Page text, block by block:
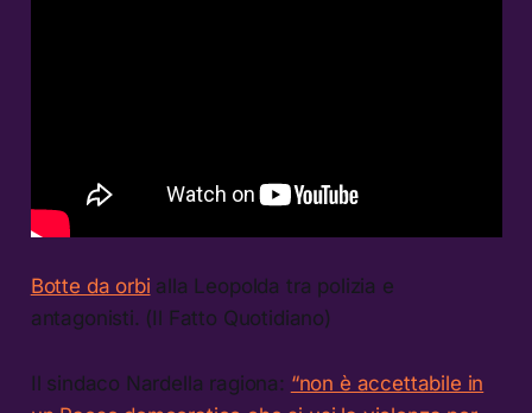
Botte da orbi alla Leopolda tra polizia e
antagonisti. (Il Fatto Quotidiano)
Il sindaco Nardella ragiona: “non è accettabile in